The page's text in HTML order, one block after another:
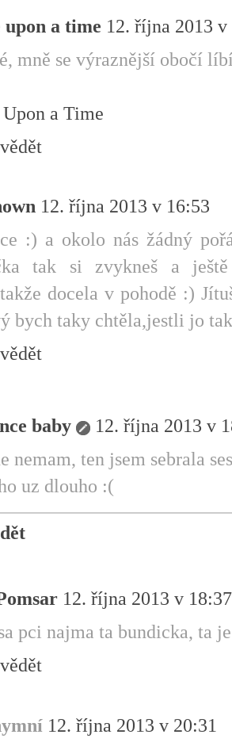
upon a time 12. října 2013 v
mně se výraznější obočí
Upon a Time
12. října 2013 v 16:53
:) a okolo nás žádný
tak si zvykneš a
docela v pohodě :)
bych taky chtěla,jestli jo
baby
12. října 2013 v
nemam, ten jsem sebrala
uz dlouho :(
12. října 2013 v 18:37
pci najma ta bundicka, ta
12. října 2013 v 20:31